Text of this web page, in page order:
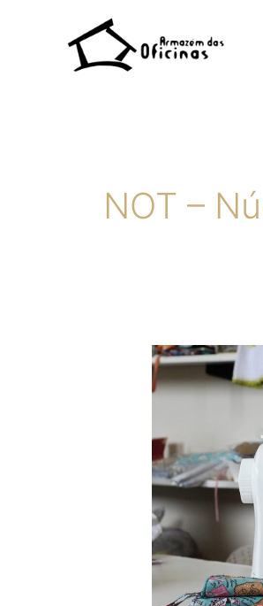
NOT –
Singer
realiza
doação
máquinas
de
costura
ao
Armazém
das
Oficinas